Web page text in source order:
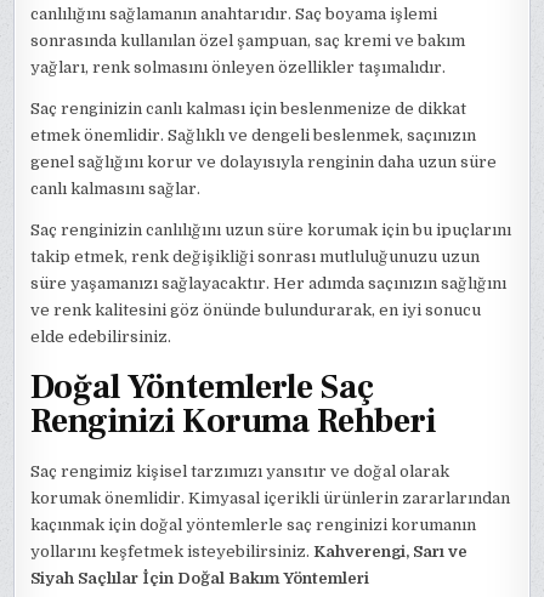
canlılığını sağlamanın anahtarıdır. Saç boyama işlemi
sonrasında kullanılan özel şampuan, saç kremi ve bakım
yağları, renk solmasını önleyen özellikler taşımalıdır.
Saç renginizin canlı kalması için beslenmenize de dikkat
etmek önemlidir. Sağlıklı ve dengeli beslenmek, saçınızın
genel sağlığını korur ve dolayısıyla renginin daha uzun süre
canlı kalmasını sağlar.
Saç renginizin canlılığını uzun süre korumak için bu ipuçlarını
takip etmek, renk değişikliği sonrası mutluluğunuzu uzun
süre yaşamanızı sağlayacaktır. Her adımda saçınızın sağlığını
ve renk kalitesini göz önünde bulundurarak, en iyi sonucu
elde edebilirsiniz.
Doğal Yöntemlerle Saç
Renginizi Koruma Rehberi
Saç rengimiz kişisel tarzımızı yansıtır ve doğal olarak
korumak önemlidir. Kimyasal içerikli ürünlerin zararlarından
kaçınmak için doğal yöntemlerle saç renginizi korumanın
yollarını keşfetmek isteyebilirsiniz.Kahverengi, Sarı ve
Siyah Saçlılar İçin Doğal Bakım Yöntemleri